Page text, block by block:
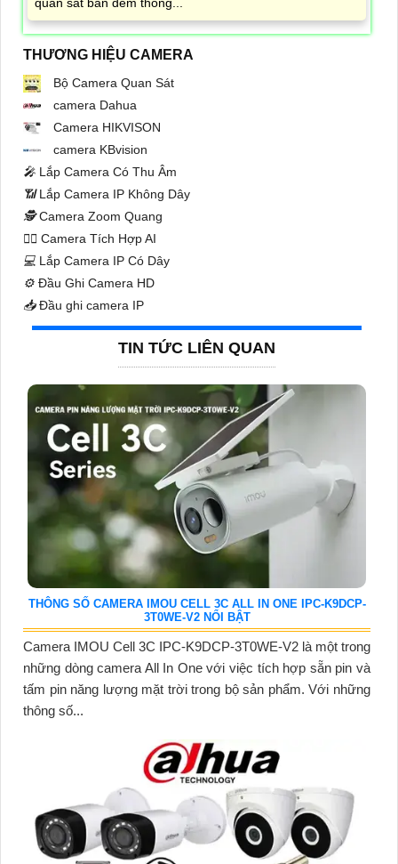
THƯƠNG HIỆU CAMERA
Bộ Camera Quan Sát
camera Dahua
Camera HIKVISON
camera KBvision
️🎤️ Lắp Camera Có Thu Âm
📶Lắp Camera IP Không Dây
🕵️Camera Zoom Quang
🧛‍♀️ Camera Tích Hợp AI
💻 Lắp Camera IP Có Dây
⚙️ Đầu Ghi Camera HD
📥Đầu ghi camera IP
TIN TỨC LIÊN QUAN
THÔNG SỐ CAMERA IMOU CELL 3C ALL IN ONE IPC-K9DCP-
3T0WE-V2 NỔI BẬT
Camera IMOU Cell 3C IPC-K9DCP-3T0WE-V2 là một trong
những dòng camera All In One với việc tích hợp sẵn pin và
tấm pin năng lượng mặt trời trong bộ sản phẩm. Với những
thông số...